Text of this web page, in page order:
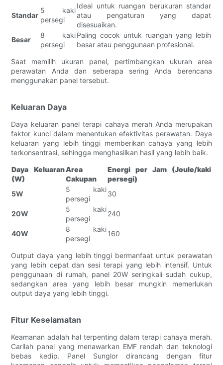
Standar
5 kaki
persegi
Ideal untuk ruangan berukuran standar
atau pengaturan yang dapat
disesuaikan.
Besar
8 kaki
persegi
Paling cocok untuk ruangan yang lebih
besar atau penggunaan profesional.
Saat memilih ukuran panel, pertimbangkan ukuran area
perawatan Anda dan seberapa sering Anda berencana
menggunakan panel tersebut.
Keluaran Daya
Daya keluaran panel terapi cahaya merah Anda merupakan
faktor kunci dalam menentukan efektivitas perawatan. Daya
keluaran yang lebih tinggi memberikan cahaya yang lebih
terkonsentrasi, sehingga menghasilkan hasil yang lebih baik.
Daya Keluaran
(W)
Area
Cakupan
Energi per Jam (Joule/kaki
persegi)
5W
5 kaki
persegi
30
20W
5 kaki
persegi
240
40W
8 kaki
persegi
160
Output daya yang lebih tinggi bermanfaat untuk perawatan
yang lebih cepat dan sesi terapi yang lebih intensif. Untuk
penggunaan di rumah, panel 20W seringkali sudah cukup,
sedangkan area yang lebih besar mungkin memerlukan
output daya yang lebih tinggi.
Fitur Keselamatan
Keamanan adalah hal terpenting dalam terapi cahaya merah.
Carilah panel yang menawarkan EMF rendah dan teknologi
bebas kedip. Panel Sunglor dirancang dengan fitur